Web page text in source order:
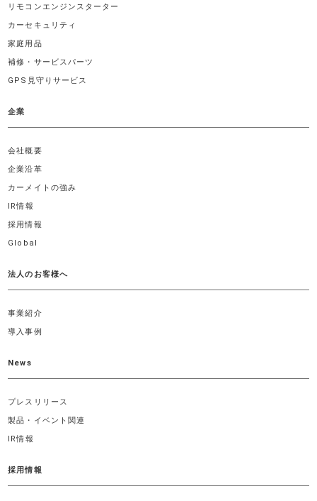
リモコンエンジンスターター
カーセキュリティ
家庭用品
補修・サービスパーツ
GPS見守りサービス
企業
会社概要
企業沿革
カーメイトの強み
IR情報
採用情報
Global
法人のお客様へ
事業紹介
導入事例
News
プレスリリース
製品・イベント関連
IR情報
採用情報